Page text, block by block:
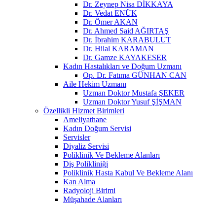
Dr. Zeynep Nisa DİKKAYA
Dr. Vedat ENÜK
Dr. Ömer AKAN
Dr. Ahmed Said AĞIRTAŞ
Dr. İbrahim KARABULUT
Dr. Hilal KARAMAN
Dr. Gamze KAYAKESER
Kadın Hastalıkları ve Doğum Uzmanı
Op. Dr. Fatıma GÜNHAN CAN
Aile Hekim Uzmanı
Uzman Doktor Mustafa ŞEKER
Uzman Doktor Yusuf ŞİŞMAN
Özellikli Hizmet Birimleri
Ameliyathane
Kadın Doğum Servisi
Servisler
Diyaliz Servisi
Poliklinik Ve Bekleme Alanları
Diş Polikliniği
Poliklinik Hasta Kabul Ve Bekleme Alanı
Kan Alma
Radyoloji Birimi
Müşahade Alanları